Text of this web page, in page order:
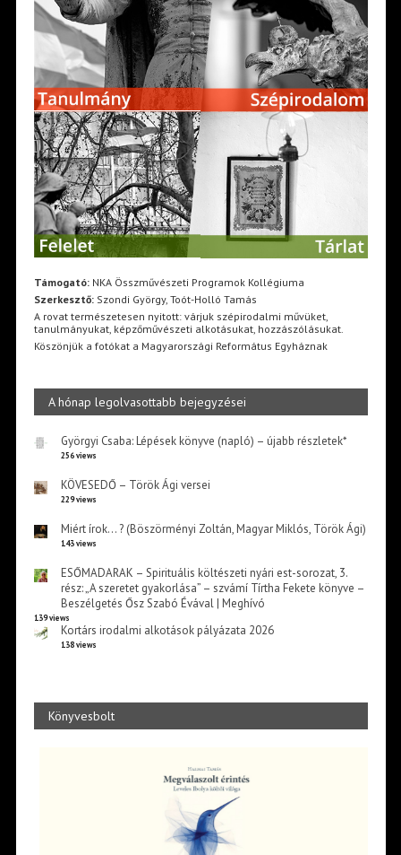
Támogató:NKA Összművészeti Programok Kollégiuma
Szerkesztő:Szondi György, Toót-Holló Tamás
A rovat természetesen nyitott: várjuk szépirodalmi művüket,
tanulmányukat, képzőművészeti alkotásukat, hozzászólásukat.
Köszönjük a fotókat a Magyarországi Református Egyháznak
A hónap legolvasottabb bejegyzései
Györgyi Csaba: Lépések könyve (napló) – újabb részletek*
256 views
KÖVESEDŐ – Török Ági versei
229 views
Miért írok… ? (Böszörményi Zoltán, Magyar Miklós, Török Ági)
143 views
ESŐMADARAK – Spirituális költészeti nyári est-sorozat, 3.
rész: „A szeretet gyakorlása” – szvámí Tírtha Fekete könyve –
Beszélgetés Ősz Szabó Évával | Meghívó
139 views
Kortárs irodalmi alkotások pályázata 2026
138 views
Könyvesbolt